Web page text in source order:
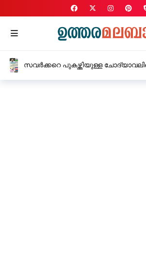
സവർക്കറെ പുകഴ്ത്തിയുള്ള
വിദ്യാഭ്യാസ മന്ത്രി